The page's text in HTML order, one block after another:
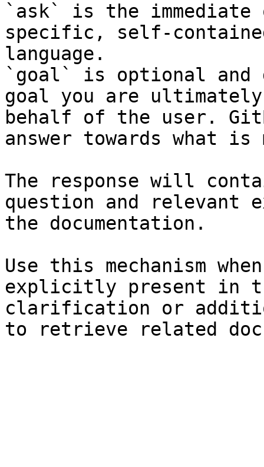
`ask` is the
specific, self-
language.
`goal` is optional and
goal you are
behalf of the user.
answer towards what
The response will
question and relevant
the documentation.
Use this mechanism
explicitly present in
clarification or